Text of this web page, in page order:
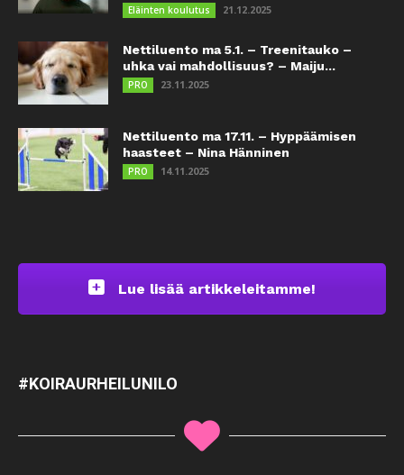
Eläinten koulutus 21.12.2025
Nettiluento ma 5.1. – Treenitauko –
uhka vai mahdollisuus? – Maiju...
PRO 23.11.2025
Nettiluento ma 17.11. – Hyppäämisen
haasteet – Nina Hänninen
PRO 14.11.2025
Lue lisää artikkeleitamme!
#KOIRAURHEILUNILO